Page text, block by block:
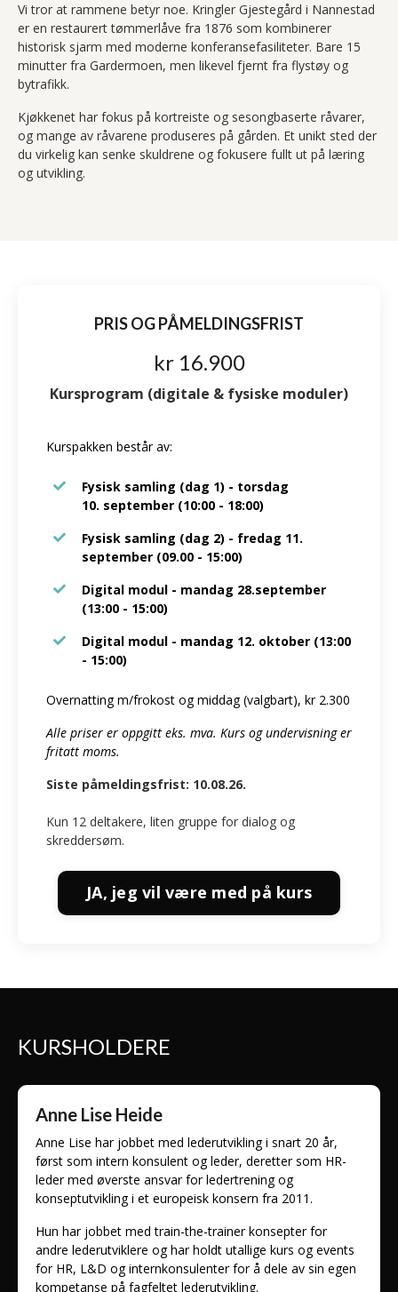
Vi tror at rammene betyr noe. Kringler Gjestegård i Nannestad
er en restaurert tømmerlåve fra 1876 som kombinerer
historisk sjarm med moderne konferansefasiliteter. Bare 15
minutter fra Gardermoen, men likevel fjernt fra flystøy og
bytrafikk.
Kjøkkenet har fokus på kortreiste og sesongbaserte råvarer,
og mange av råvarene produseres på gården. Et unikt sted der
du virkelig kan senke skuldrene og fokusere fullt ut på læring
og utvikling.
PRIS OG PÅMELDINGSFRIST
kr 16.900
Kursprogram (digitale & fysiske moduler)
Kurspakken består av:
Fysisk samling (dag 1) - torsdag
10. september (10:00 - 18:00)
Fysisk samling (dag 2) - fredag 11.
september (09.00 - 15:00)
Digital modul - mandag 28.september
(13:00 - 15:00)
Digital modul - mandag 12. oktober (13:00
- 15:00)
Overnatting m/frokost og middag (valgbart), kr 2.300
Alle priser er oppgitt eks. mva. Kurs og undervisning er
fritatt moms.
Siste påmeldingsfrist: 10.08.26.
Kun 12 deltakere, liten gruppe for dialog og
skreddersøm.
JA, jeg vil være med på kurs
KURSHOLDERE
Anne Lise Heide
Anne Lise har jobbet med lederutvikling i snart 20 år,
først som intern konsulent og leder, deretter som HR-
leder med øverste ansvar for ledertrening og
konseptutvikling i et europeisk konsern fra 2011.
Hun har jobbet med train-the-trainer konsepter for
andre lederutviklere og har holdt utallige kurs og events
for HR, L&D og internkonsulenter for å dele av sin egen
kompetanse på fagfeltet lederutvikling.